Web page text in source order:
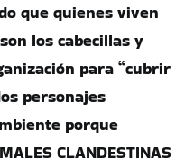
que quienes viven
los cabecillas y
para “cubrir
personajes
porque
CLANDESTINAS